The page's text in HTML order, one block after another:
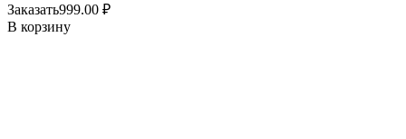
Заказать999.00 ₽
В корзину